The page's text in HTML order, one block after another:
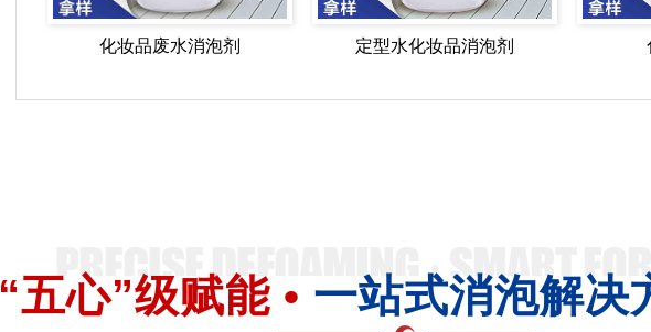
化妆品废水消泡剂 定型水化妆品消泡剂
“五心”级赋能 • 一站式消泡解决